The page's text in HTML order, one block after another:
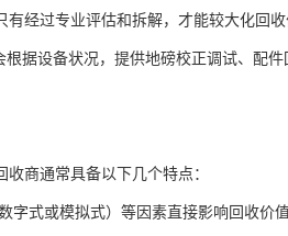
经过专业评估和拆解，才能较大化回收
据设备状况，提供地磅校正调试、配
商通常具备以下几个特点：
字式或模拟式）等因素直接影响回收价